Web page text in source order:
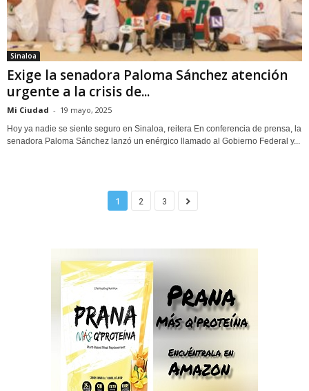
Sinaloa
Exige la senadora Paloma Sánchez atención
urgente a la crisis de...
Mi Ciudad - 19 mayo, 2025
Hoy ya nadie se siente seguro en Sinaloa, reitera En conferencia de prensa, la
senadora Paloma Sánchez lanzó un enérgico llamado al Gobierno Federal y...
1 2 3